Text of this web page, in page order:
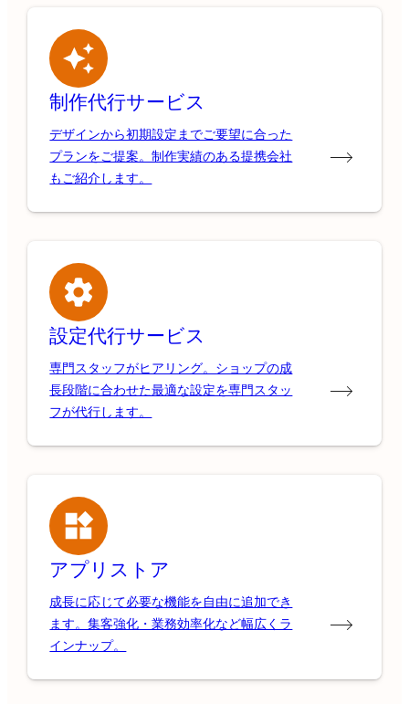
制作代行サービス
デザインから初期設定までご要望に合った
プランをご提案。制作実績のある提携会社
もご紹介します。
設定代行サービス
専門スタッフがヒアリング。ショップの成
長段階に合わせた最適な設定を専門スタッ
フが代行します。
アプリストア
成長に応じて必要な機能を自由に追加でき
ます。集客強化・業務効率化など幅広くラ
インナップ。